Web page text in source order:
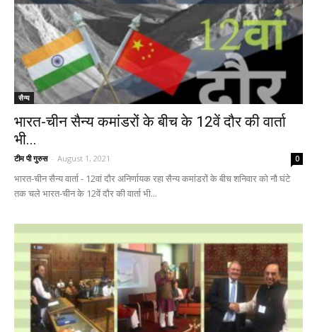
सैन्य
भारत-चीन सैन्य कमांडरों के बीच के 12वें दौर की वार्ता
भी...
टीम पी गुरुस - August 1, 2021 0
भारत-चीन सैन्य वार्ता - 12वां दौर अनिर्णायक रहा सैन्य कमांडरों के बीच शनिवार को नौ घंटे
तक चले भारत-चीन के 12वें दौर की वार्ता भी...